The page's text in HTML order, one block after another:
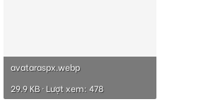
avataraspx.webp
29.9 KB · Lượt xem: 478